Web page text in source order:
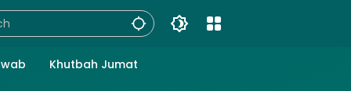
Khutbah Jumat